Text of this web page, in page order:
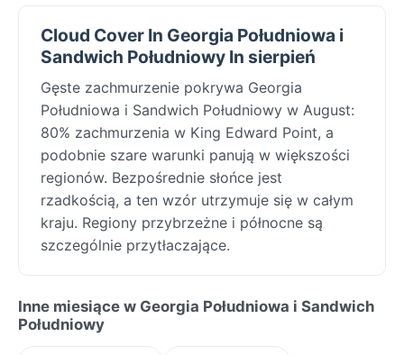
Cloud Cover In Georgia Południowa i
Sandwich Południowy In sierpień
Gęste zachmurzenie pokrywa Georgia
Południowa i Sandwich Południowy w August:
80% zachmurzenia w King Edward Point, a
podobnie szare warunki panują w większości
regionów. Bezpośrednie słońce jest
rzadkością, a ten wzór utrzymuje się w całym
kraju. Regiony przybrzeżne i północne są
szczególnie przytłaczające.
Inne miesiące w Georgia Południowa i Sandwich
Południowy